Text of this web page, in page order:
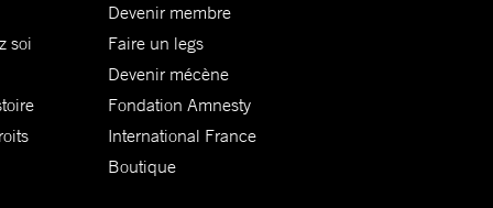
soi
Devenir membre
Faire un legs
Devenir mécène
Fondation Amnesty
International France
Boutique